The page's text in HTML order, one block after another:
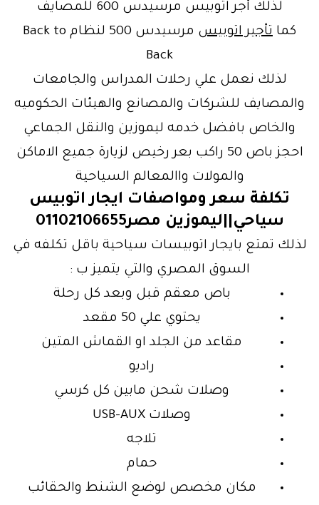
لذلك أجر اتوبيس مرسيدس 600 للمصايف
كما تأجير اتوبيس
مرسيدس 500 لنظام Back to
Back
لذلك نعمل علي رحلات المدراس والجامعات
والمصايف للشركات والمصانع والهيئات الحكوميه
والخاص بافضل خدمه ليموزين والنقل الجماعي
احجز باص 50 راكب بعر رخيص لزيارة جميع الاماكن
والمولات واالمعالم السياحية
تكلفة سعر ومواصفات ايجار اتوبيس
سياحي||ليموزين مصر01102106655
لذلك تمتع بايجار اتوبيسات سياحية باقل تكلفه في
السوق المصري والتي يتميز ب :
باص معقم قبل وبعد كل رحلة
يحتوي علي 50 مقعد
مقاعد من الجلد او القماش المتين
راديو
وصلات شحن مابين كل كرسي
وصلات USB-AUX
تلاجه
حمام
مكان مخصص لوضع الشنط والحقائب